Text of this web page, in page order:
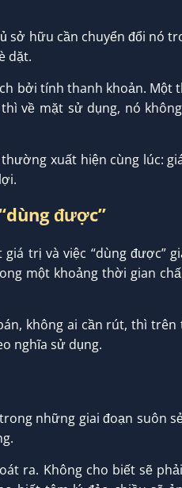
sở hữu cần chuyển đổi nó
dặt.
bởi tính thanh khoản. Một
về mặt sử dụng, nó
xuất hiện cùng lúc:
được”
trị và việc “dùng được”
một khoảng thời gian
không ai cần rút, thì
nghĩa sử dụng.
những giai đoạn suôn
ra. Không cho biết sẽ